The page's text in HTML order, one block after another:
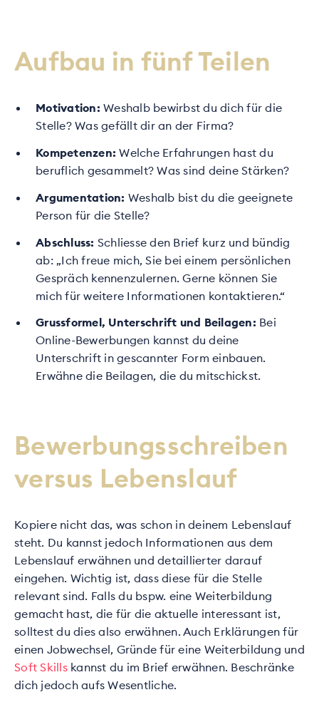
Aufbau in fünf Teilen
Motivation: Weshalb bewirbst du dich für die
Stelle? Was gefällt dir an der Firma?
Kompetenzen: Welche Erfahrungen hast du
beruflich gesammelt? Was sind deine Stärken?
Argumentation: Weshalb bist du die geeignete
Person für die Stelle?
Abschluss: Schliesse den Brief kurz und bündig
ab: „Ich freue mich, Sie bei einem persönlichen
Gespräch kennenzulernen. Gerne können Sie
mich für weitere Informationen kontaktieren.“
Grussformel, Unterschrift und Beilagen: Bei
Online-Bewerbungen kannst du deine
Unterschrift in gescannter Form einbauen.
Erwähne die Beilagen, die du mitschickst.
Bewerbungsschreiben
versus Lebenslauf
Kopiere nicht das, was schon in deinem Lebenslauf
steht. Du kannst jedoch Informationen aus dem
Lebenslauf erwähnen und detaillierter darauf
eingehen. Wichtig ist, dass diese für die Stelle
relevant sind. Falls du bspw. eine Weiterbildung
gemacht hast, die für die aktuelle interessant ist,
solltest du dies also erwähnen. Auch Erklärungen für
einen Jobwechsel, Gründe für eine Weiterbildung und
Soft Skillskannst du im Brief erwähnen. Beschränke
dich jedoch aufs Wesentliche.